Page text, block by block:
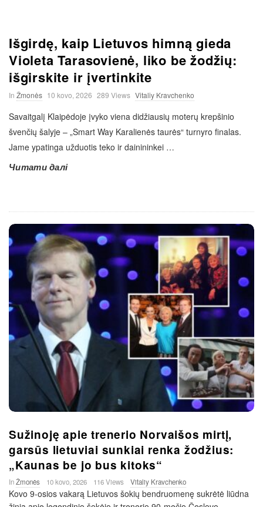
Išgirdę, kaip Lietuvos himną gieda
Violeta Tarasovienė, liko be žodžių:
išgirskite ir įvertinkite
In Žmonės 10 kovo, 2026 289 Views Vitaliy Kravchenko
Savaitgalį Klaipėdoje įvyko viena didžiausių moterų krepšinio
švenčių šalyje – „Smart Way Karalienės taurės“ turnyro finalas.
Jame ypatinga užduotis teko ir dainininkei …
Читати далі
Sužinoję apie trenerio Norvaišos mirtį,
garsūs lietuviai sunkiai renka žodžius:
„Kaunas be jo bus kitoks“
InŽmonės 10 kovo, 2026 116 Views Vitaliy Kravchenko
Kovo 9-osios vakarą Lietuvos šokių bendruomenę sukrėtė liūdna